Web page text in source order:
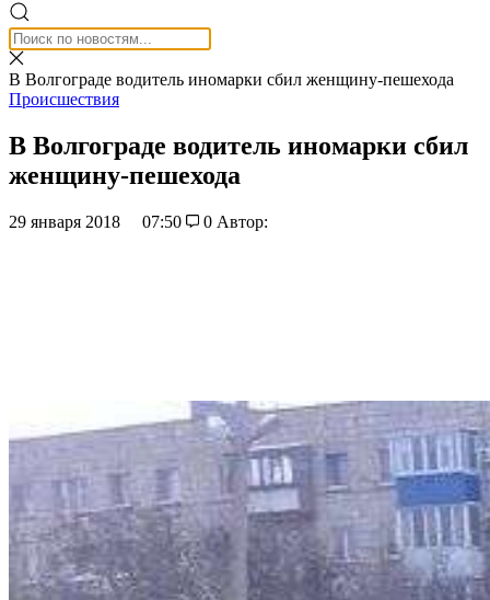
В Волгограде водитель иномарки сбил женщину-пешехода
Происшествия
В Волгограде водитель иномарки сбил
женщину-пешехода
29 января 2018 07:50 0 Автор: